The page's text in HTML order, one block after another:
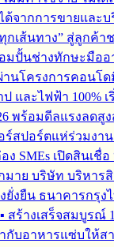
จากการขายและ
กเส้นทาง” สู่ลูกค้
มปั้นช่างทักษะมือ
ครงการคอนโดมิ
ละไฟฟ้า 100% เ
พร้อมดีลแรงลดสู
อร์สปอร์ตแห่ร่วมง
SMEs เปิดสินเชื่อ
าย บริษัท บริหาร
ยืน ธนาคารกรุงไ
สร้างเสร็จสมบูร
กับอาหารแซ่บให้